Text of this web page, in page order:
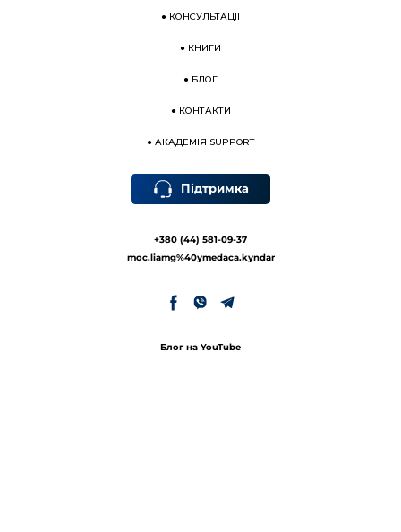
● КОНСУЛЬТАЦІЇ
● КНИГИ
● БЛОГ
● КОНТАКТИ
● АКАДЕМІЯ SUPPORT
Підтримка
+380 (44) 581-09-37
moc.liamg%40ymedaca.kyndar
Блог на YouTube